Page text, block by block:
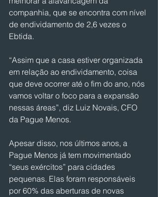
companhia, que se encontra com nível
de endividamento de 2,6 vezes o
Ebtida.
“Assim que a casa estiver organizada
em relação ao endividamento, coisa
que deve ocorrer até o fim do ano, nós
vamos voltar o foco para a expansão
nessas áreas”, diz Luiz Novais, CFO
da Pague Menos.
Apesar disso, nos últimos anos, a
Pague Menos já tem movimentado
“seus exércitos” para cidades
pequenas. Elas foram responsáveis
por 60% das aberturas de novas